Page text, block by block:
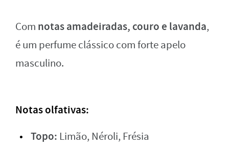
Com notas amadeiradas, couro e lavanda,
é um perfume clássico com forte apelo
masculino.
Notas olfativas:
Topo: Limão, Néroli, Frésia